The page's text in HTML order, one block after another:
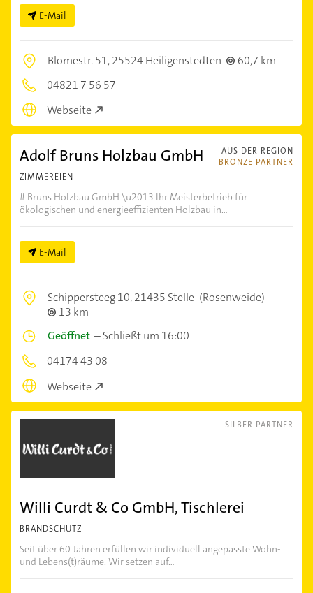
E-Mail
Blomestr. 51,25524 Heiligenstedten
60,7 km
04821 7 56 57
Webseite
AUS DER REGION
BRONZE PARTNER
Adolf Bruns Holzbau GmbH
ZIMMEREIEN
# Bruns Holzbau GmbH \u2013 Ihr Meisterbetrieb für
ökologischen und energieeffizienten Holzbau in...
E-Mail
Schippersteeg 10,21435 Stelle (Rosenweide)
13 km
Geöffnet –Schließt um 16:00
04174 43 08
Webseite
SILBER PARTNER
Willi Curdt & Co GmbH, Tischlerei
BRANDSCHUTZ
Seit über 60 Jahren erfüllen wir individuell angepasste Wohn-
und Lebens(t)räume. Wir setzen auf...